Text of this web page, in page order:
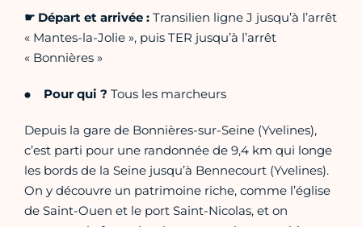
☛ Départ et arrivée : Transilien ligne J jusqu’à l’arrêt
« Mantes-la-Jolie », puis TER jusqu’à l’arrêt
« Bonnières »
Pour qui ? Tous les marcheurs
Depuis la gare de Bonnières-sur-Seine (Yvelines),
c’est parti pour une randonnée de 9,4 km qui longe
les bords de la Seine jusqu’à Bennecourt (Yvelines).
On y découvre un patrimoine riche, comme l’église
de Saint-Ouen et le port Saint-Nicolas, et on